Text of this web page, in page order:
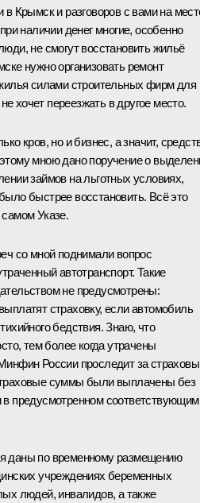
в Крымск и разговоров с вами на
наличии денег многие, особенно
не смогут восстановить жильё
нужно организовать ремонт
силами строительных фирм для
хочет переезжать в другое место.
кров, но и бизнес, а значит,
мною дано поручение о
займов на льготных условиях,
быстрее восстановить. Всё это
Указе.
со мной поднимали вопрос
автотранспорт. Такие
не предусмотрены:
страховку, если автомобиль
бедствия. Знаю, что
тем более когда утрачены
России проследит за
суммы были выплачены без
предусмотренном
даны по временному размещению
учреждениях беременных
людей, инвалидов, а также